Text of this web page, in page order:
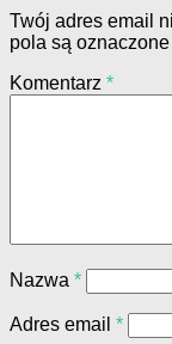
Twój adres email
pola są oznaczone
Komentarz *
Nazwa *
Adres email *